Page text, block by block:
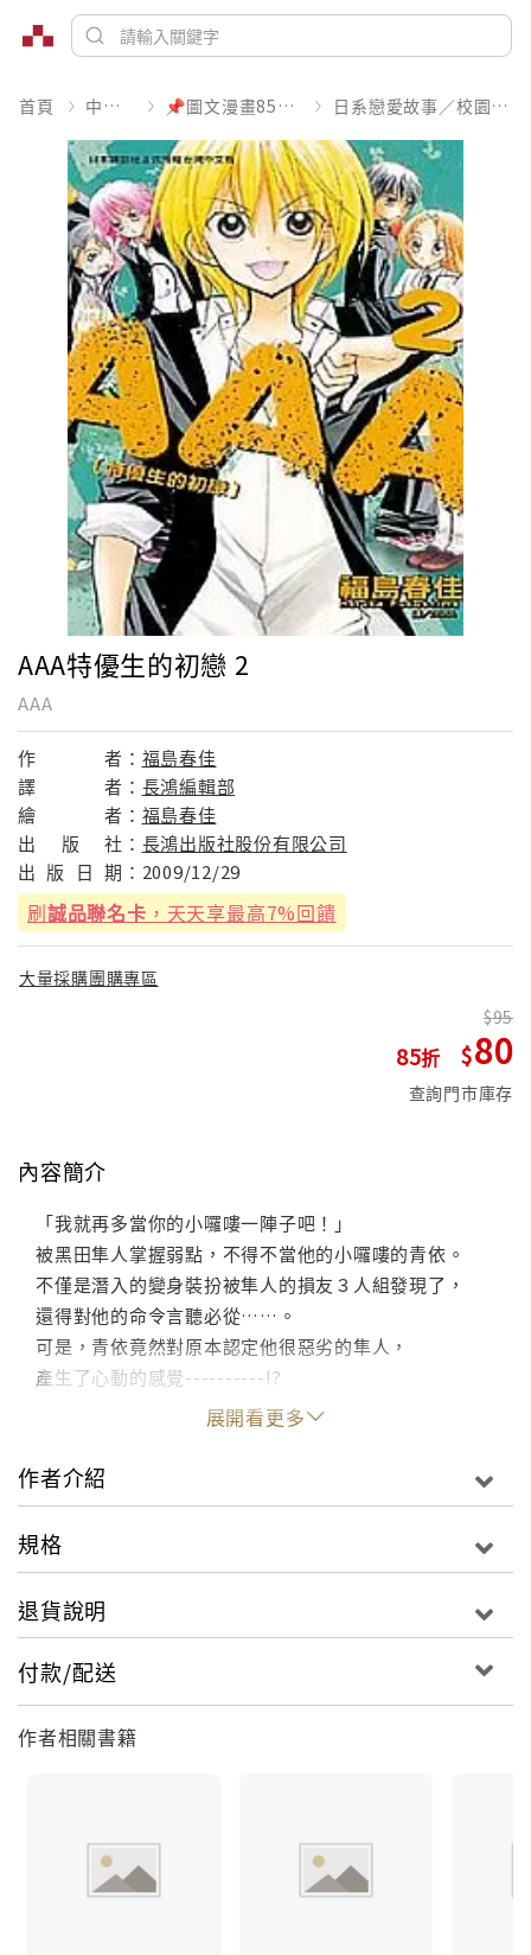
首頁 中文書 📌圖文漫畫85折起 日系戀愛故事／校園青春
AAA特優生的初戀 2
AAA
作 者： 福島春佳
譯
者： 長鴻編輯部
繪
者： 福島春佳
出
版 社： 長鴻出版社股份有限公司
出 版 日 期： 2009/12/29
刷誠品聯名卡 ，天天享最高7%回饋
大量採購團購專區
85
95
80
查詢門市庫存
內容簡介
「我就再多當你的小囉嘍一陣子吧！」
被黑田隼人掌握弱點，不得不當他的小囉嘍的青依。
不僅是潛入的變身裝扮被隼人的損友３人組發現了，
還得對他的命令言聽必從……。
可是，青依竟然對原本認定他很惡劣的隼人，
產生了心動的感覺----------!?
展開看更多
作者介紹
規格
退貨說明
付款/配送
作者相關書籍